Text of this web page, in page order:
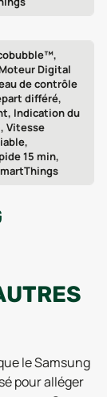
Digital
de contrôle
différé,
Indication du
Vitesse
15 min,
le Samsung
pour alléger